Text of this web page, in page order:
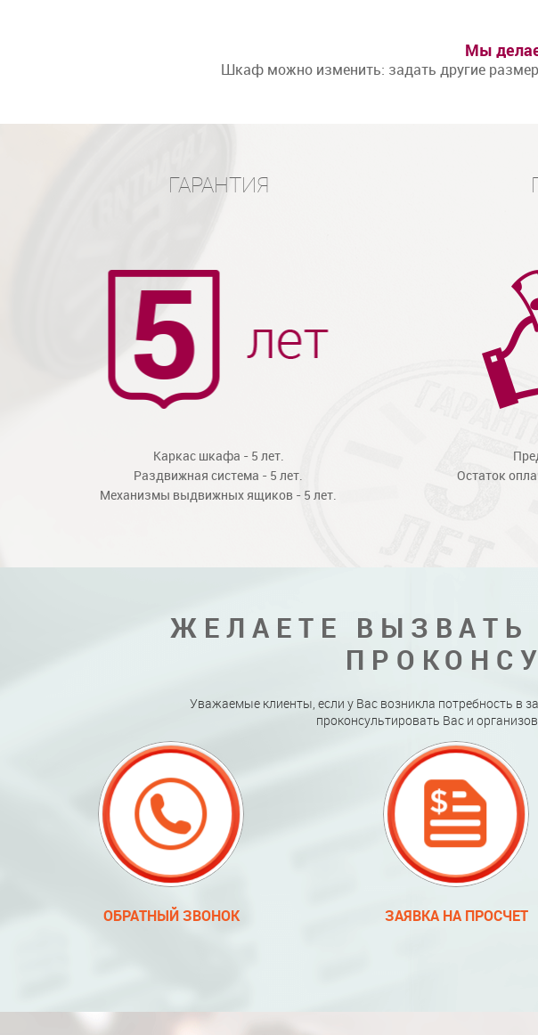
Мы
Шкаф можно изменить: задать другие
ГАРАНТИЯ
Каркас шкафа - 5 лет.
Раздвижная система - 5 лет.
Механизмы выдвижных ящиков - 5 лет.
Остаток
ЖЕЛАЕТЕ
Уважаемые клиенты, если у Вас возникла потребность в
проконсультировать Вас и
ОБРАТНЫЙ ЗВОНОК ЗАЯВКА НА ПРОСЧЕТ